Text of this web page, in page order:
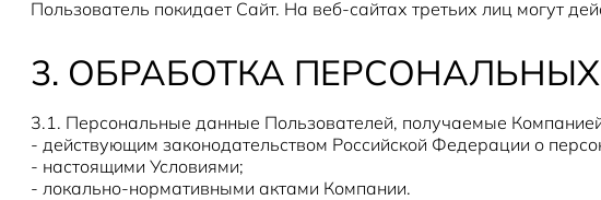
Пользователь покидает Сайт. На веб-сайтах третьих лиц могут
3. ОБРАБОТКА
3.1. Персональные данные Пользователей, получаемые
- действующим законодательством Российской Федерации о
- настоящими Условиями;
- локально-нормативными актами Компании.